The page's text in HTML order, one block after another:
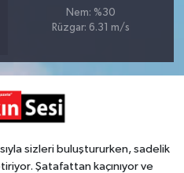
Nem: %30
Rüzgar: 6.31 m/s
sizleri buluştururken, sadelik
Şatafattan kaçınıyor ve